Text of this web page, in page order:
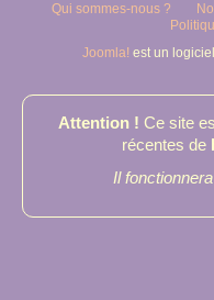
Qui sommes-nous ?
Joomla! est un
Attention ! Ce site
récentes de
Il fonctionnera